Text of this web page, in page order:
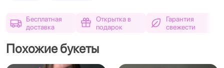
Бесплатная
доставка
Открытка в
подарок
Гарантия
свежести
Похожие букеты